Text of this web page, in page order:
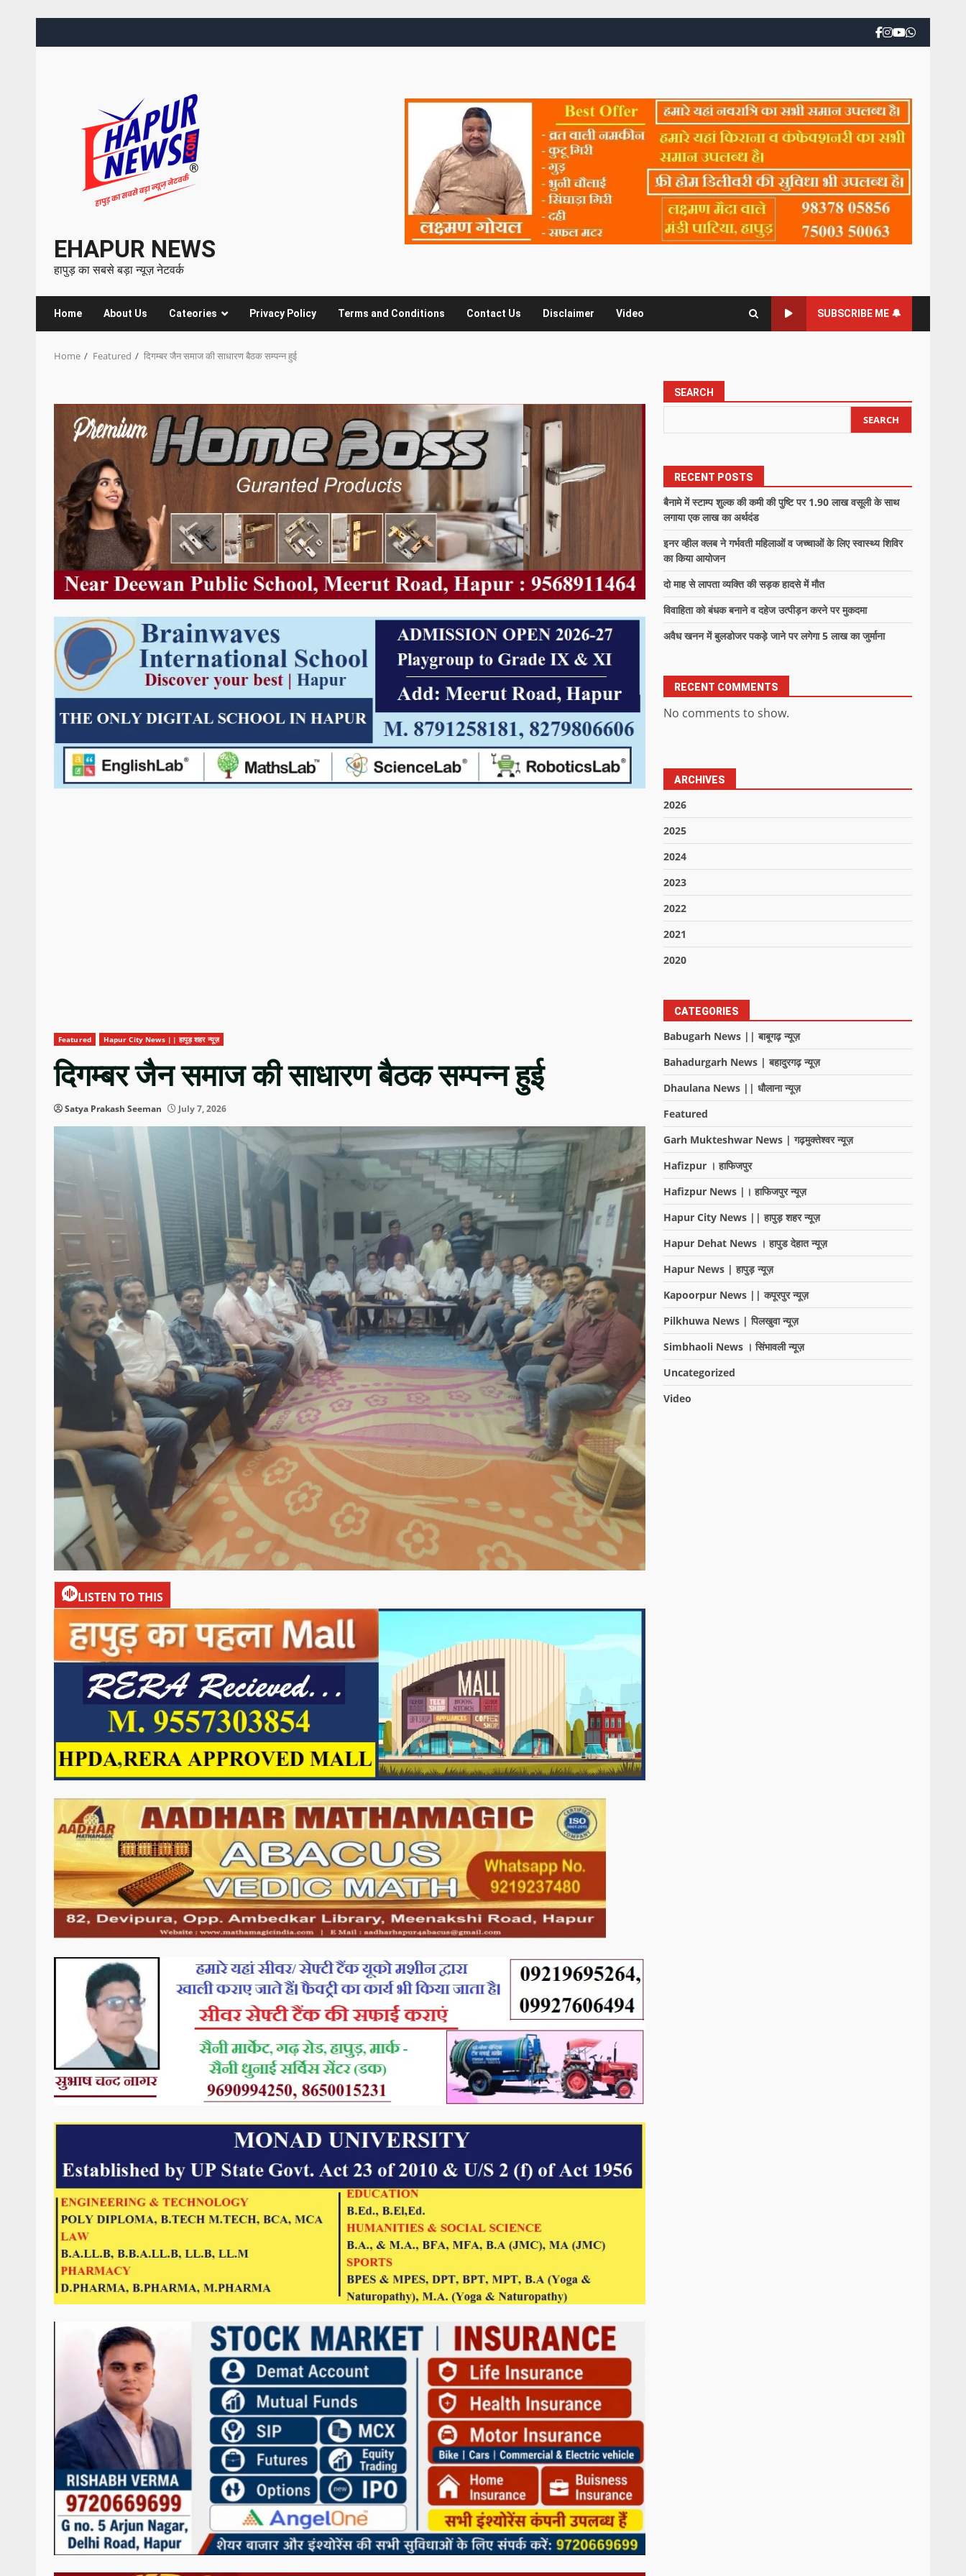
EHAPUR NEWS
हापुड़ का सबसे बड़ा न्यूज़ नेटवर्क
Home About Us Cateories Privacy Policy Terms and Conditions Contact Us Disclaimer Video SUBSCRIBE ME 🔔
Home Featured दिगम्बर जैन समाज की साधारण बैठक सम्पन्न हुई
Featured Hapur City News || हापुड़ शहर न्यूज़
दिगम्बर जैन समाज की साधारण बैठक सम्पन्न हुई
Satya Prakash Seeman July 7, 2026
LISTEN TO THIS
SEARCH
SEARCH
RECENT POSTS
बैनामे में स्टाम्प शुल्क की कमी की पुष्टि पर 1.90 लाख वसूली के साथ
लगाया एक लाख का अर्थदंड
इनर व्हील क्लब ने गर्भवती महिलाओं व जच्चाओं के लिए स्वास्थ्य शिविर
का किया आयोजन
दो माह से लापता व्यक्ति की सड़क हादसे में मौत
विवाहिता को बंधक बनाने व दहेज उत्पीड़न करने पर मुकदमा
अवैध खनन में बुलडोजर पकड़े जाने पर लगेगा 5 लाख का जुर्माना
RECENT COMMENTS
No comments to show.
ARCHIVES
2026
2025
2024
2023
2022
2021
2020
CATEGORIES
Babugarh News || बाबूगढ़ न्यूज़
Bahadurgarh News | बहादुरगढ़ न्यूज़
Dhaulana News || धौलाना न्यूज़
Featured
Garh Mukteshwar News | गढ़मुक्तेश्वर न्यूज़
Hafizpur । हाफिजपुर
Hafizpur News |। हाफिजपुर न्यूज़
Hapur City News || हापुड़ शहर न्यूज़
Hapur Dehat News । हापुड देहात न्यूज़
Hapur News | हापुड़ न्यूज़
Kapoorpur News || कपूरपुर न्यूज़
Pilkhuwa News | पिलखुवा न्यूज़
Simbhaoli News । सिंभावली न्यूज़
Uncategorized
Video